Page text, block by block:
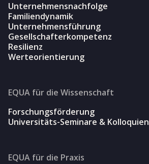
Unternehmensnachfolge
Familiendynamik
Unternehmensführung
Gesellschafterkompetenz
Resilienz
Werteorientierung
EQUA für die Wissenschaft
Forschungsförderung
Universitäts-Seminare & Kolloquien
EQUA für die Praxis